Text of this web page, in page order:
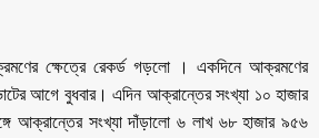
ক্ষেত্রে রেকর্ড গড়লো । একদিনে আক্রমণের
আগে বুধবার। এদিন আক্রান্তের সংখ্যা ১০ হাজার
আক্রান্তের সংখ্যা দাঁড়ালো ৬ লাখ ৬৮ হাজার ৯৫৬